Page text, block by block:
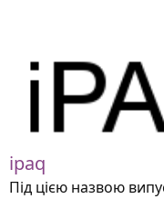
ipaq
Під цією назвою